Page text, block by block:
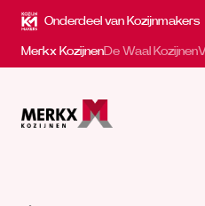
Onderdeel van Kozijnmakers
Merkx KozijnenDe Waal Kozijnen